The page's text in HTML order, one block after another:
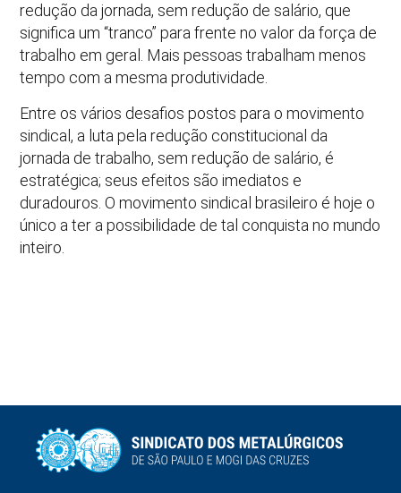
redução da jornada, sem redução de salário, que
significa um “tranco” para frente no valor da força de
trabalho em geral. Mais pessoas trabalham menos
tempo com a mesma produtividade.
Entre os vários desafios postos para o movimento
sindical, a luta pela redução constitucional da
jornada de trabalho, sem redução de salário, é
estratégica; seus efeitos são imediatos e
duradouros. O movimento sindical brasileiro é hoje o
único a ter a possibilidade de tal conquista no mundo
inteiro.